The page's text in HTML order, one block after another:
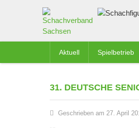
Aktuell Spielbetrieb
31. DEUTSCHE
Geschrieben am 27. April